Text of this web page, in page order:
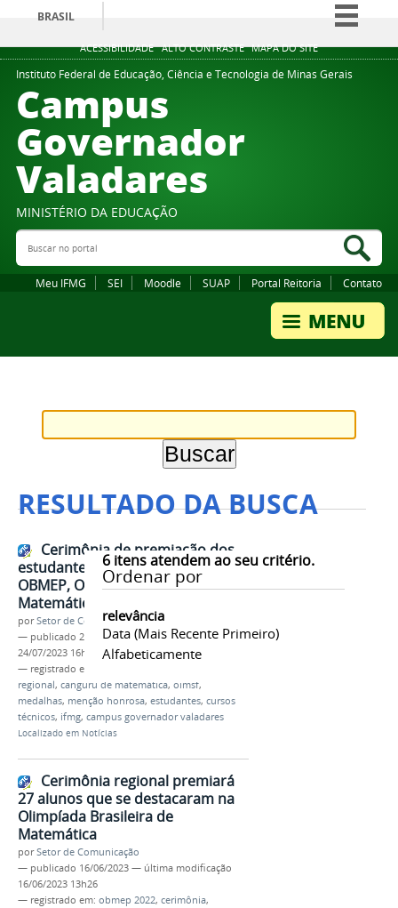
ACESSIBILIDADE ALTO CONTRASTE MAPA DO SITE
BRASIL
Simplifique!
Comunica BR
Instituto Federal de Educação, Ciência e Tecnologia de Minas Gerais
Campus
Governador
Valadares
MINISTÉRIO DA EDUCAÇÃO
Buscar no portal
Meu IFMG SEI Moodle SUAP Portal Reitoria Contato
RESULTADO DA BUSCA
6itens atendem ao seu critério.
Ordenar por
relevância
Data (mais Recente Primeiro)
Alfabeticamente
Cerimônia de premiação dos
estudantes medalhistas da 17ª
OBMEP, OIMSF 2022 e Canguru de
Matemática 2023
porSetor de Comunicação
— publicado 24/07/2023 —última modificação
24/07/2023 16h04
— registrado em:
regional, canguru de matemática, oimsf,
medalhas, menção honrosa, estudantes, cursos
técnicos, ifmg, campus governador valadares
Localizado em Notícias
Cerimônia regional premiará
27 alunos que se destacaram na
Olimpíada Brasileira de
Matemática
porSetor de Comunicação
— publicado 16/06/2023 — última modificação
16/06/2023 13h26
— registrado em: obmep 2022, cerimônia,